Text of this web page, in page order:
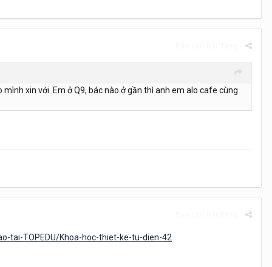
xin với. Em ở Q9, bác nào ở gần thì anh em alo cafe cùng
tai-TOPEDU/Khoa-hoc-thiet-ke-tu-dien-42